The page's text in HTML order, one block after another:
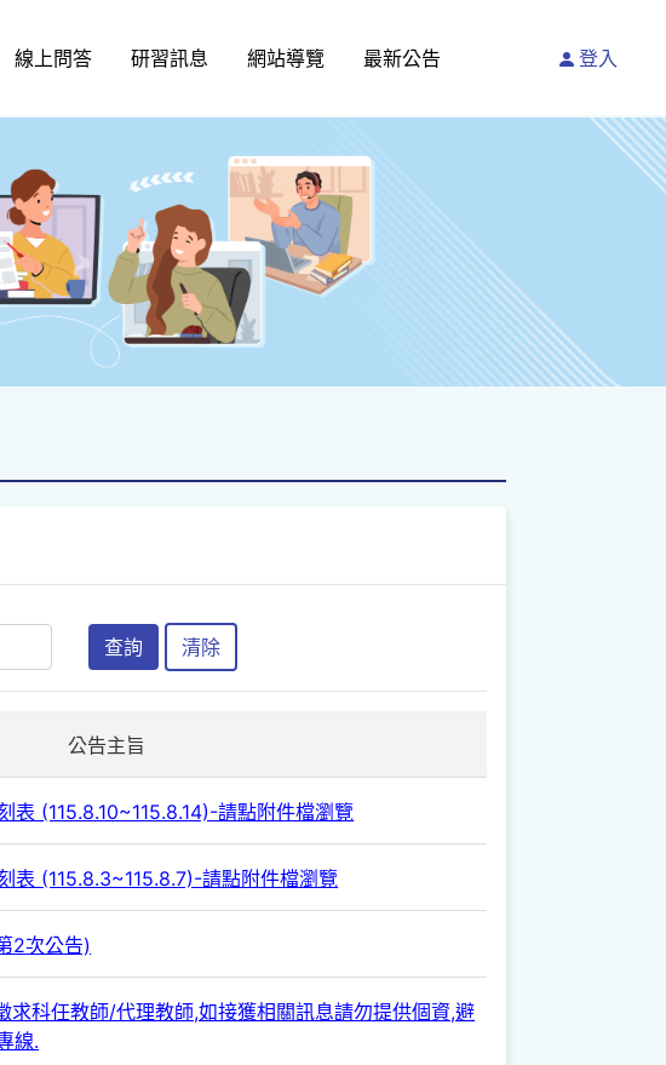
線上問答 研習訊息 網站導覽 最新公告 登入
查詢 清除
公告主旨
表 (115.8.10~115.8.14)-請點附件檔瀏覽
表 (115.8.3~115.8.7)-請點附件檔瀏覽
2次公告)
求科任教師/代理教師,如接獲相關訊息請勿提供個資,避
線.